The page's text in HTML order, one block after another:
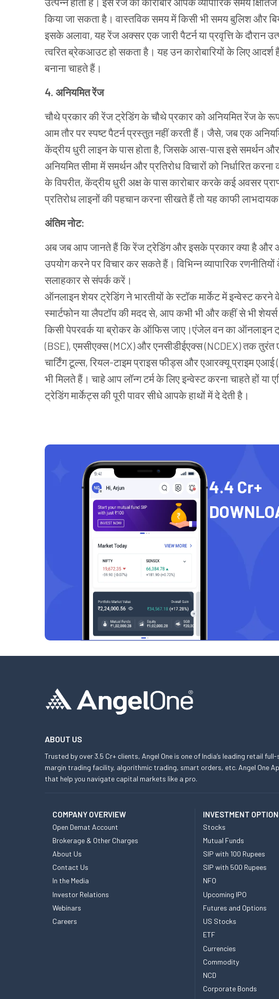
किया जा सकता है। वास्तविक समय में किसी भी समय बुलिश और
इसके अलावा, यह रेंज अक्सर एक जारी पैटर्न या प्रवृत्ति के दौरान
त्वरित ब्रेकआउट हो सकता है। यह उन कारोबारियों के लिए
बनाना चाहते हैं।
4. अनियमित रेंज
चौथे प्रकार की रेंज ट्रेडिंग के चौथे प्रकार को अनियमित रेंज के
आम तौर पर स्पष्ट पैटर्न प्रस्तुत नहीं करती हैं। जैसे, जब एक
केंद्रीय धुरी लाइन के पास होता है, जिसके आस-पास इसे समर्थन और
अनियमित सीमा में समर्थन और प्रतिरोध विचारों को निर्धारित
के विपरीत, केंद्रीय धुरी अक्ष के पास कारोबार करके कई अवसर
प्रतिरोध लाइनों की पहचान करना सीखते हैं तो यह काफी
अंतिम नोट:
अब जब आप जानते हैं कि रेंज ट्रेडिंग और इसके प्रकार क्या है और
उपयोग करने पर विचार कर सकते हैं। विभिन्न व्यापारिक
सलाहकार से संपर्क करें।
ऑनलाइन शेयर ट्रेडिंग ने भारतीयों के स्टॉक मार्केट में इन्वेस्ट करने
स्मार्टफोन या लैपटॉप की मदद से, आप कभी भी और कहीं से भी
किसी पेपरवर्क या ब्रोकर के ऑफिस जाए।एंजेल वन का ऑनलाइन
(BSE), एमसीएक्स (MCX) और एनसीडीईएक्स (NCDEX) तक
चार्टिंग टूल्स, रियल-टाइम प्राइस फीड्स और एआरक्यू प्राइम एआई
भी मिलते हैं। चाहे आप लॉन्ग टर्म के लिए इन्वेस्ट करना चाहते हों
ट्रेडिंग मार्केट्स की पूरी पावर सीधे आपके हाथों में दे देती है।
4.4 Cr+
ABOUT US
Trusted by over 3.5 Cr+ clients, Angel One is one of India’s leading retail
margin trading facility, algorithmic trading, smart orders, etc. Angel One
that help you navigate capital markets like a pro.
COMPANY OVERVIEW
Open Demat Account
Brokerage & Other Charges
About Us
Contact Us
In the Media
Investor Relations
Webinars
Careers
INVESTMENT
Stocks
Mutual Funds
SIP with 100 Rupees
SIP with 500 Rupees
NFO
Upcoming IPO
Futures and Options
US Stocks
ETF
Currencies
Commodity
NCD
Corporate Bonds